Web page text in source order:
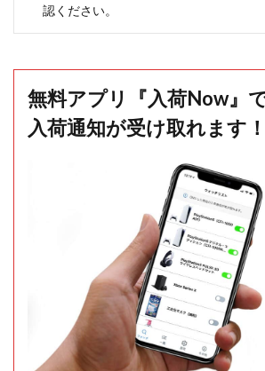
認ください。
無料アプリ『入荷Now』
入荷通知が受け取れます！